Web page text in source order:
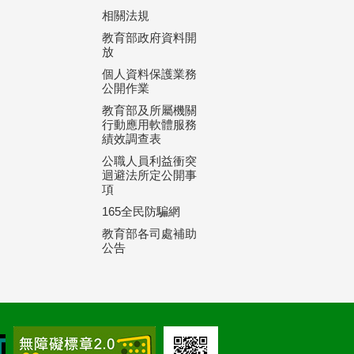
相關法規
教育部政府資料開
放
個人資料保護業務
公開作業
教育部及所屬機關
行動應用軟體服務
績效調查表
公職人員利益衝突
迴避法所定公開事
項
165全民防騙網
教育部各司處補助
公告